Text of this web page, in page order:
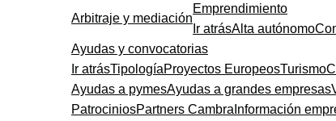
Arbitraje y mediación
Emprendimiento
Ir atrásAlta autónomo
Ayudas y convocatorias
Ir atrásTipologíaProyectos EuropeosTurismo
Ayudas a pymesAyudas a grandes empresas
PatrociniosPartners Cambra Información